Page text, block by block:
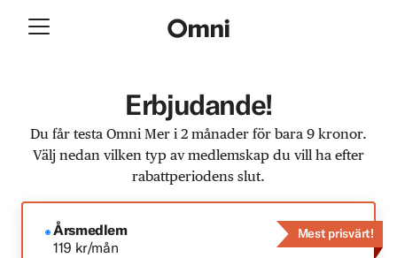
Erbjudande!
Du får testa Omni Mer i 2 månader för bara 9 kronor.
Välj nedan vilken typ av medlemskap du vill ha efter
rabattperiodens slut.
Årsmedlem
119 kr/mån
Mest prisvärt!